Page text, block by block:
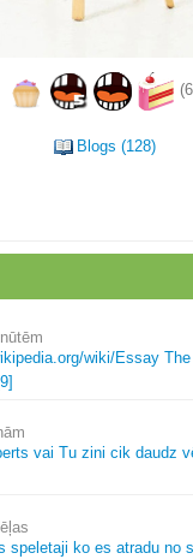
Blogs (128)
org/wiki/Essay
vai Tu zini cik daudz
speletaji ko es atradu no